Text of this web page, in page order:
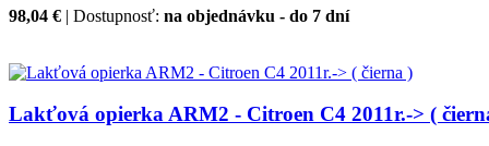
98,04 € | Dostupnosť: na objednávku - do 7 dní
Lakťová opierka ARM2 - Citroen C4 2011r.-> (